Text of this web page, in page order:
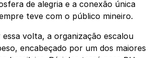
de alegria e a conexão única
teve com o público mineiro.
essa volta, a organização escalou
encabeçado por um dos maiores